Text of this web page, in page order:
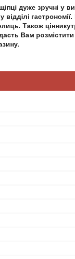
дуже зручні у
Також
Вам